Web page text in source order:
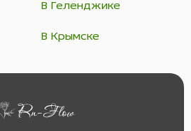
В Геленджике
В Крымске